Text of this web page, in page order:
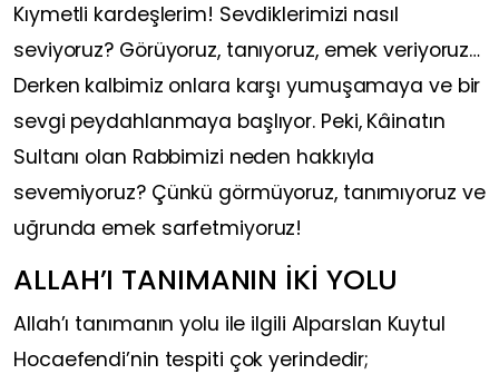
Kıymetli kardeşlerim! Sevdiklerimizi nasıl
seviyoruz? Görüyoruz, tanıyoruz, emek veriyoruz…
Derken kalbimiz onlara karşı yumuşamaya ve bir
sevgi peydahlanmaya başlıyor. Peki, Kâinatın
Sultanı olan Rabbimizi neden hakkıyla
sevemiyoruz? Çünkü görmüyoruz, tanımıyoruz ve
uğrunda emek sarfetmiyoruz!
ALLAH’I TANIMANIN İKİ YOLU
Allah’ı tanımanın yolu ile ilgili Alparslan Kuytul
Hocaefendi’nin tespiti çok yerindedir;